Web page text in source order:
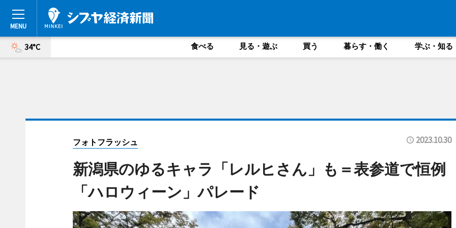
34°C 食べる 見る・遊ぶ 買う 暮らす・働く 学ぶ・知る
フォトフラッシュ 2023.10.30
新潟県のゆるキャラ「レルヒさん」も＝表参道で恒例
「ハロウィーン」パレード